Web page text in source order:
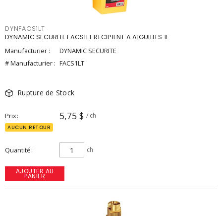
DYNFACS1LT
DYNAMIC SECURITE FACS1LT RECIPIENT A AIGUILLES 1L
Manufacturier :
DYNAMIC SECURITE
# Manufacturier : FACS1LT
Rupture de Stock
Prix 5,75 $ / ch
AUCUN RETOUR
Quantité ch
AJOUTER AU
PANIER